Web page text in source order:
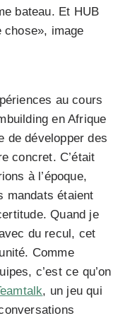
bateau. Et HUB
chose», image
au cours
en Afrique
de développer des
concret. C’était
à l’époque,
mandats étaient
Quand je
du recul, cet
Comme
c’est ce qu’on
, un jeu qui